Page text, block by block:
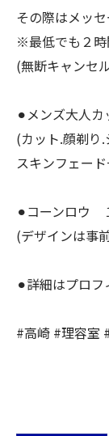
その際はメッセ
※最低でも２時
(無断キャンセ
⚫︎メンズ大人
(カット.顔剃り
スキンフェー
⚫︎コーンロウ
(デザインは事
⚫︎詳細はプロ
#高崎 #理容室